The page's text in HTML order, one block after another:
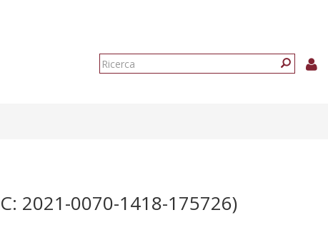
Form
2021-0070-1418-175726)